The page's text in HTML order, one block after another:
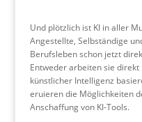
Und plötzlich ist KI in aller
Angestellte, Selbständige
Berufsleben schon jetzt
Entweder arbeiten sie
künstlicher Intelligenz
eruieren die Möglichkeiten
Anschaffung von KI-Tools.